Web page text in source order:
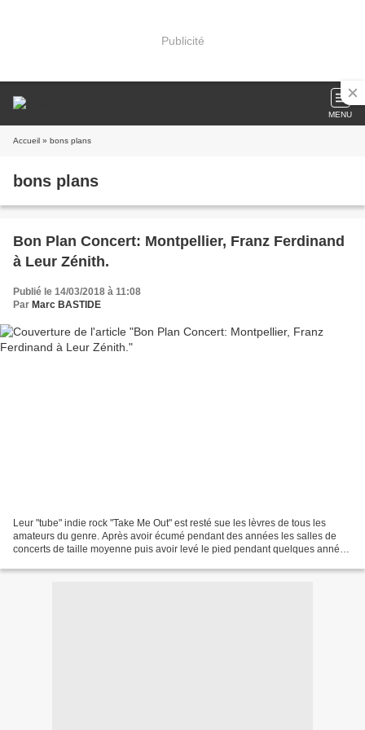
Publicité
MENU
Accueil » bons plans
bons plans
Bon Plan Concert: Montpellier, Franz Ferdinand
à Leur Zénith.
Publié le 14/03/2018 à 11:08
Par Marc BASTIDE
Leur "tube" indie rock "Take Me Out" est resté sue les lèvres de tous les
amateurs du genre. Après avoir écumé pendant des années les salles de
concerts de taille moyenne puis avoir levé le pied pendant quelques années